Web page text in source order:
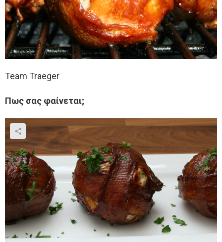
Team Traeger
Πως σας φαίνεται;